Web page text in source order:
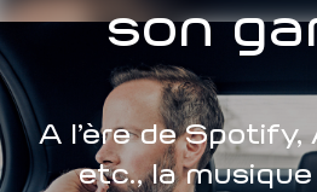
son
A l’ère de Spotify,
etc., la musique